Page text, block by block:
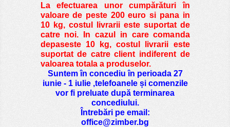
La efectuarea unor cumpărături în
valoare de peste200 euro si pana in
10 kg, costul livrarii este suportat de
catre noi. In cazul in care comanda
depaseste 10 kg, costul livrarii este
suportat de catre client indiferent de
valoarea totala a produselor.
Suntem în concediu în perioada 27
iunie - 1 iulie ,telefoanele și comenzile
vor fi preluate după terminarea
concediului.
Întrebări pe email:
office@zimber.bg